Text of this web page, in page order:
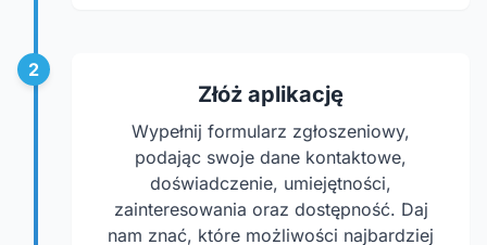
2
Złóż aplikację
Wypełnij formularz zgłoszeniowy,
podając swoje dane kontaktowe,
doświadczenie, umiejętności,
zainteresowania oraz dostępność. Daj
nam znać, które możliwości najbardziej